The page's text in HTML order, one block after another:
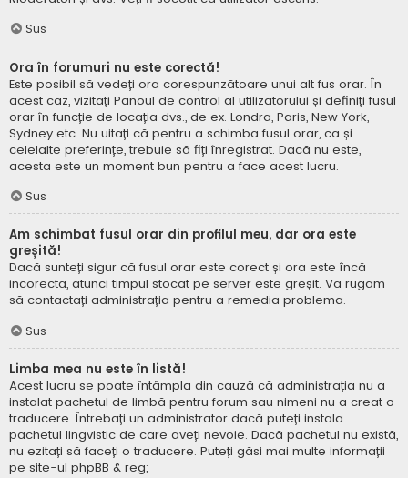
Sus
Ora în forumuri nu este corectă!
Este posibil să vedeți ora corespunzătoare unui alt fus orar. În
acest caz, vizitați Panoul de control al utilizatorului și definiți fusul
orar în funcție de locația dvs., de ex. Londra, Paris, New York,
Sydney etc. Nu uitați că pentru a schimba fusul orar, ca și
celelalte preferințe, trebuie să fiți înregistrat. Dacă nu este,
acesta este un moment bun pentru a face acest lucru.
Sus
Am schimbat fusul orar din profilul meu, dar ora este
greșită!
Dacă sunteți sigur că fusul orar este corect și ora este încă
incorectă, atunci timpul stocat pe server este greșit. Vă rugăm
să contactați administrația pentru a remedia problema.
Sus
Limba mea nu este în listă!
Acest lucru se poate întâmpla din cauză că administrația nu a
instalat pachetul de limbă pentru forum sau nimeni nu a creat o
traducere. Întrebați un administrator dacă puteți instala
pachetul lingvistic de care aveți nevoie. Dacă pachetul nu există,
nu ezitați să faceți o traducere. Puteți găsi mai multe informații
pe site-ul phpBB & reg;